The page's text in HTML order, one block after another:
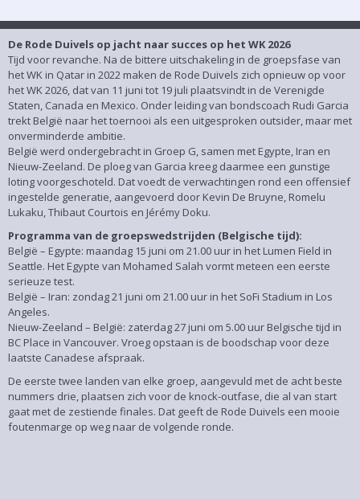
De Rode Duivels op jacht naar succes op het WK 2026
Tijd voor revanche. Na de bittere uitschakeling in de groepsfase van
het WK in Qatar in 2022 maken de Rode Duivels zich opnieuw op voor
het WK 2026, dat van 11 juni tot 19 juli plaatsvindt in de Verenigde
Staten, Canada en Mexico. Onder leiding van bondscoach Rudi Garcia
trekt België naar het toernooi als een uitgesproken outsider, maar met
onverminderde ambitie.
België werd ondergebracht in Groep G, samen met Egypte, Iran en
Nieuw-Zeeland. De ploeg van Garcia kreeg daarmee een gunstige
loting voorgeschoteld. Dat voedt de verwachtingen rond een offensief
ingestelde generatie, aangevoerd door Kevin De Bruyne, Romelu
Lukaku, Thibaut Courtois en Jérémy Doku.
Programma van de groepswedstrijden (Belgische tijd):
België – Egypte: maandag 15 juni om 21.00 uur in het Lumen Field in
Seattle. Het Egypte van Mohamed Salah vormt meteen een eerste
serieuze test.
België – Iran: zondag 21 juni om 21.00 uur in het SoFi Stadium in Los
Angeles.
Nieuw-Zeeland – België: zaterdag 27 juni om 5.00 uur Belgische tijd in
BC Place in Vancouver. Vroeg opstaan is de boodschap voor deze
laatste Canadese afspraak.
De eerste twee landen van elke groep, aangevuld met de acht beste
nummers drie, plaatsen zich voor de knock-outfase, die al van start
gaat met de zestiende finales. Dat geeft de Rode Duivels een mooie
foutenmarge op weg naar de volgende ronde.